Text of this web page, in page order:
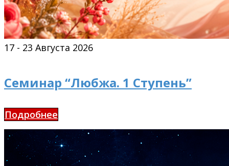
17 - 23 Августа 2026
Семинар “Любжа. 1 Ступень”
Подробнее